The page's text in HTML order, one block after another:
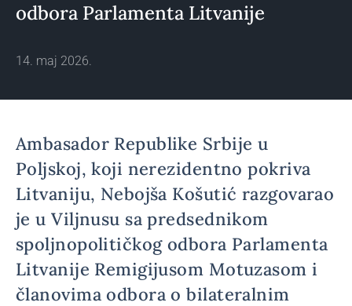
odbora Parlamenta Litvanije
14. maj 2026.
Ambasador Republike Srbije u
Poljskoj, koji nerezidentno pokriva
Litvaniju, Nebojša Košutić razgovarao
je u Viljnusu sa predsednikom
spoljnopolitičkog odbora Parlamenta
Litvanije Remigijusom Motuzasom i
članovima odbora o bilateralnim